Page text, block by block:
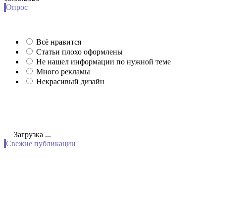
Опрос
Всё нравится
Статьи плохо оформлены
Не нашел информации по нужной теме
Много рекламы
Некрасивый дизайн
Загрузка ...
Свежие публикации